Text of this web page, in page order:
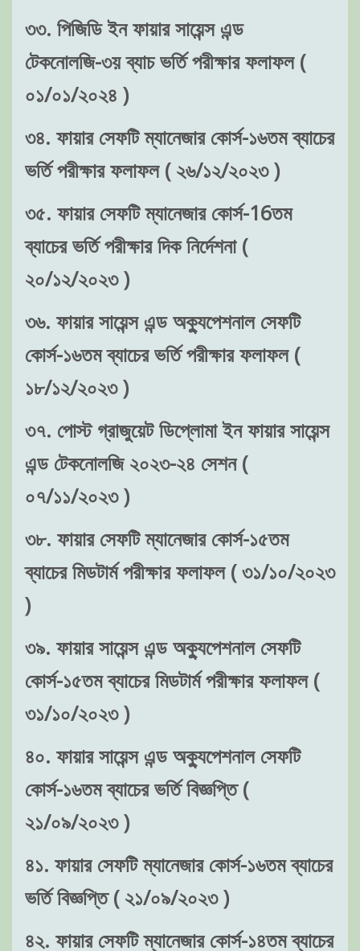
৩৩. পিজিডি ইন ফায়ার সায়েন্স এন্ড
টেকনোলজি-৩য় ব্যাচ ভর্তি পরীক্ষার ফলাফল (
০১/০১/২০২৪ )
৩৪. ফায়ার সেফটি ম্যানেজার কোর্স-১৬তম ব্যাচের
ভর্তি পরীক্ষার ফলাফল ( ২৬/১২/২০২৩ )
৩৫. ফায়ার সেফটি ম্যানেজার কোর্স-16তম
ব্যাচের ভর্তি পরীক্ষার দিক নির্দেশনা (
২০/১২/২০২৩ )
৩৬. ফায়ার সায়েন্স এন্ড অক্যুপেশনাল সেফটি
কোর্স-১৬তম ব্যাচের ভর্তি পরীক্ষার ফলাফল (
১৮/১২/২০২৩ )
৩৭. পোস্ট গ্রাজুয়েট ডিপ্লোমা ইন ফায়ার সায়েন্স
এন্ড টেকনোলজি ২০২৩-২৪ সেশন (
০৭/১১/২০২৩ )
৩৮. ফায়ার সেফটি ম্যানেজার কোর্স-১৫তম
ব্যাচের মিডটার্ম পরীক্ষার ফলাফল ( ৩১/১০/২০২৩
)
৩৯. ফায়ার সায়েন্স এন্ড অক্যুপেশনাল সেফটি
কোর্স-১৫তম ব্যাচের মিডটার্ম পরীক্ষার ফলাফল (
৩১/১০/২০২৩ )
৪০. ফায়ার সায়েন্স এন্ড অক্যুপেশনাল সেফটি
কোর্স-১৬তম ব্যাচের ভর্তি বিজ্ঞপ্তি (
২১/০৯/২০২৩ )
৪১. ফায়ার সেফটি ম্যানেজার কোর্স-১৬তম ব্যাচের
ভর্তি বিজ্ঞপ্তি ( ২১/০৯/২০২৩ )
৪২. ফায়ার সেফটি ম্যানেজার কোর্স-১৪তম ব্যাচের